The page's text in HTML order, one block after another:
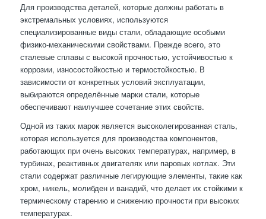
Для производства деталей, которые должны работать в
экстремальных условиях, используются
специализированные виды стали, обладающие особыми
физико-механическими свойствами. Прежде всего, это
сталевые сплавы с высокой прочностью, устойчивостью к
коррозии, износостойкостью и термостойкостью. В
зависимости от конкретных условий эксплуатации,
выбираются определённые марки стали, которые
обеспечивают наилучшее сочетание этих свойств.
Одной из таких марок является высоколегированная сталь,
которая используется для производства компонентов,
работающих при очень высоких температурах, например, в
турбинах, реактивных двигателях или паровых котлах. Эти
стали содержат различные легирующие элементы, такие как
хром, никель, молибден и ванадий, что делает их стойкими к
термическому старению и снижению прочности при высоких
температурах.